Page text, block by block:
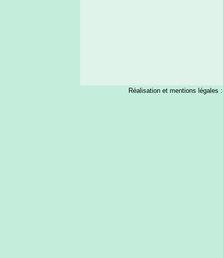
Réalisation et mentions légales